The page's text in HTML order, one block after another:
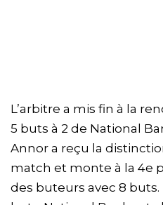
L’arbitre a mis fin à la
5 buts à 2 de National
Annor a reçu la
match et monte à la 4e
des buteurs avec 8 buts.